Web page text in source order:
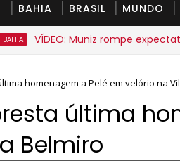
BAHIA BRASIL MUNDO
Muniz rompe expectativa e
homenagem a Pelé em velório na
última
Belmiro